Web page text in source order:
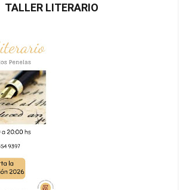
TALLER LITERARIO